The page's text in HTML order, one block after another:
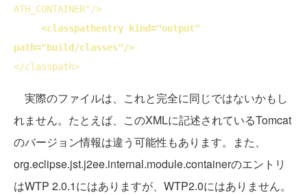
ATH_CONTAINER"/>
<classpathentry kind
path="build/classes"/>
</classpath>
実際のファイルは、これと完全に同じではないかもし
れません。たとえば、このXMLに記述されているTomcat
のバージョン情報は違う可能性もあります。また、
org.eclipse.jst.j2ee.internal.module.containerのエントリ
はWTP 2.0.1にはありますが、WTP2.0にはありません。